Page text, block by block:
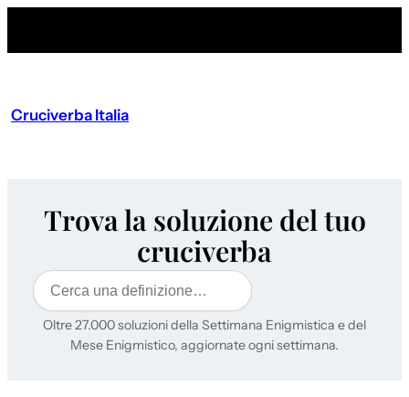
Cruciverba Italia
Trova la soluzione del tuo
cruciverba
Cerca
Oltre 27.000 soluzioni della Settimana Enigmistica e del
Mese Enigmistico, aggiornate ogni settimana.